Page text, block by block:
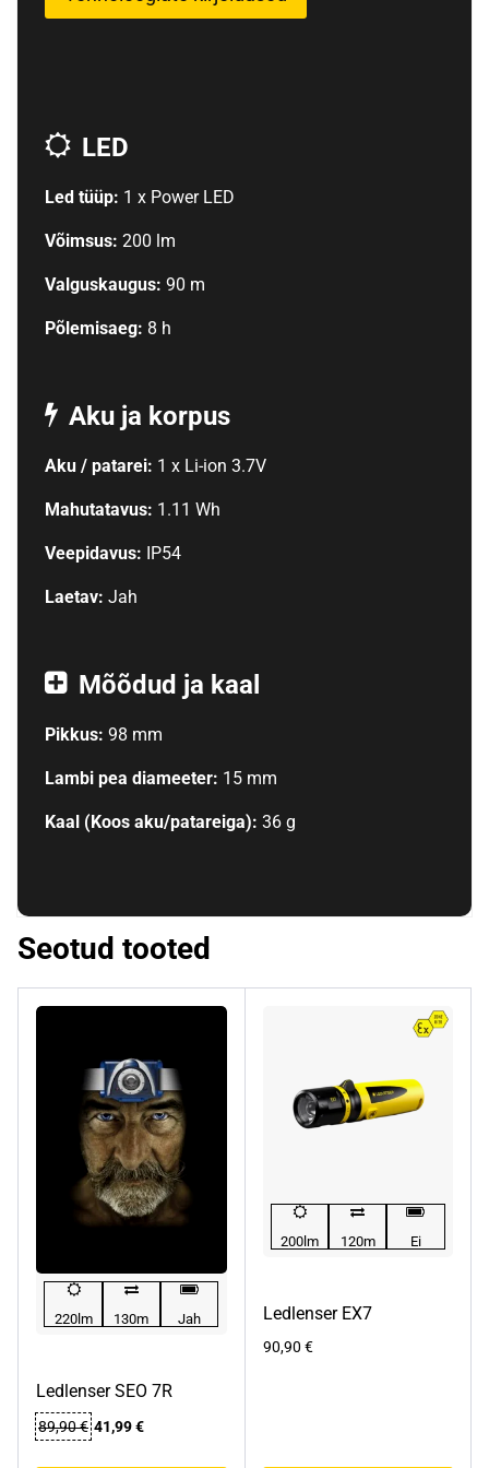
LED
Led tüüp: 1 x Power LED
Võimsus: 200 lm
Valguskaugus: 90 m
Põlemisaeg: 8 h
Aku ja korpus
Aku / patarei: 1 x Li-ion 3.7V
Mahutatavus: 1.11 Wh
Veepidavus: IP54
Laetav: Jah
Mõõdud ja kaal
Pikkus: 98 mm
Lambi pea diameeter: 15 mm
Kaal (Koos aku/patareiga): 36 g
Seotud tooted
220lm 130m Jah
Ledlenser SEO 7R
89,90€ Algne
41,99€Praegune
200lm 120m Ei
Ledlenser EX7
90,90 €